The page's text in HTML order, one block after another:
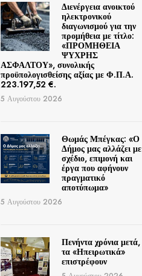
Διενέργεια ανοικτού
ηλεκτρονικού
διαγωνισμού για την
προμήθεια με τίτλο:
«ΠΡΟΜΗΘΕΙΑ
ΨΥΧΡΗΣ
ΑΣΦΑΛΤΟΥ», συνολικής
προϋπολογισθείσης αξίας με Φ.Π.Α.
223.197,52 €.
5 Αυγούστου 2026
Θωμάς Μπέγκας: «Ο
Δήμος μας αλλάζει με
σχέδιο, επιμονή και
έργα που αφήνουν
πραγματικό
αποτύπωμα»
5 Αυγούστου 2026
Πενήντα χρόνια μετά,
τα «Ηπειρωτικά»
επιστρέφουν